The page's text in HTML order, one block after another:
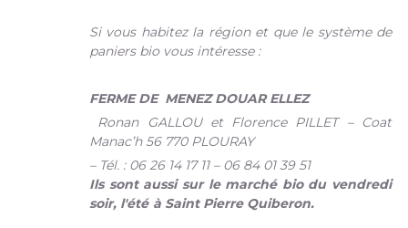
Si vous habitez la région et que le système de
paniers bio vous intéresse :
FERME DE MENEZ DOUAR ELLEZ
Ronan GALLOU et Florence PILLET – Coat
Manac’h 56 770 PLOURAY
– Tél. : 06 26 14 17 11 – 06 84 01 39 51
Ils sont aussi sur le marché bio du vendredi
soir, l'été à Saint Pierre Quiberon.